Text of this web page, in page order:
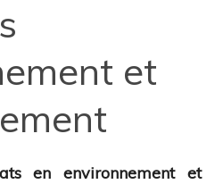
et
en environnement et